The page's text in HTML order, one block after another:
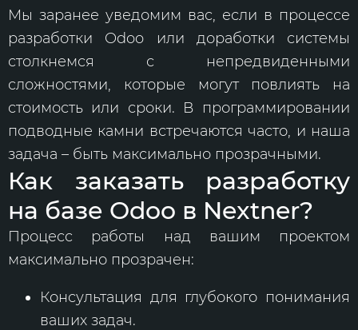
Мы заранее уведомим вас, если в процессе
разработки Odoo или доработки системы
столкнемся с непредвиденными
сложностями, которые могут повлиять на
стоимость или сроки. В программировании
подводные камни встречаются часто, и наша
задача – быть максимально прозрачными.
Как заказать разработку
на базе Odoo в Nextner?
Процесс работы над вашим проектом
максимально прозрачен:
Консультация для глубокого понимания
ваших задач.